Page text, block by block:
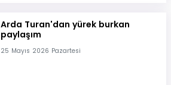
Arda Turan'dan yürek burkan
paylaşım
25 Mayıs 2026 Pazartesi